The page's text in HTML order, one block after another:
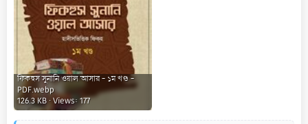
ফিকহুস সুনানি ওয়াল আসার - ১ম খণ্ড -
PDF.webp
126.3 KB · Views: 177